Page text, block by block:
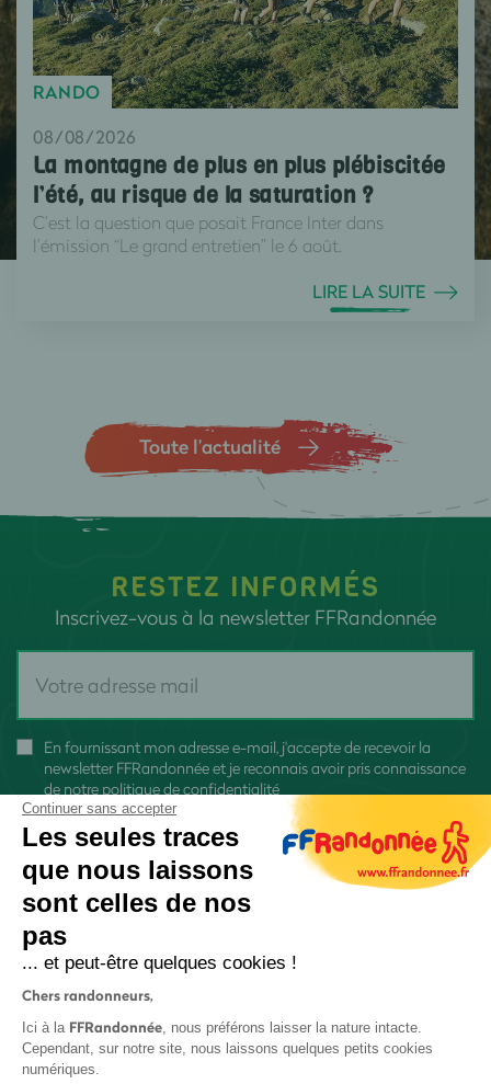
RANDO
08/08/2026
La montagne de plus en plus plébiscitée
l’été, au risque de la saturation ?
C’est la question que posait France Inter dans
l’émission “Le grand entretien” le 6 août.
LIRE LA SUITE
Toute l’actualité
RESTEZ INFORMÉS
Inscrivez-vous à la newsletter FFRandonnée
En fournissant mon adresse e-mail, j'accepte de recevoir la
newsletter FFRandonnée et je reconnais avoir pris connaissance
de notre politique de confidentialité
Continuer sans accepter
Les seules traces
que nous laissons
sont celles de nos
pas
... et peut-être quelques cookies !
Chers randonneurs,
Ici à la FFRandonnée, nous préférons laisser la nature intacte.
Cependant, sur notre site, nous laissons quelques petits cookies
numériques.